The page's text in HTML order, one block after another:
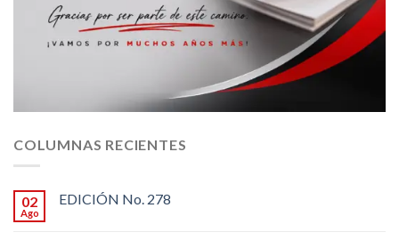
COLUMNAS RECIENTES
02
Ago
EDICIÓN No. 278